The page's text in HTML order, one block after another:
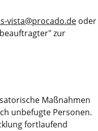
vista@procado.de oder
zur
Maßnahmen
unbefugte Personen.
fortlaufend